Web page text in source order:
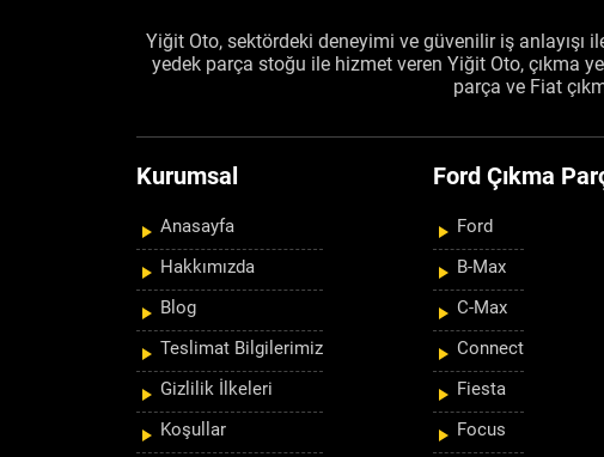
Yiğit Oto, sektördeki deneyimi ve güvenilir iş
yedek parça stoğu ile hizmet veren Yiğit Oto, çıkma
parça ve Fiat
Kurumsal
Anasayfa
Hakkımızda
Blog
Teslimat Bilgilerimiz
Gizlilik İlkeleri
Koşullar
Ford Çıkma
Ford
B-Max
C-Max
Connect
Fiesta
Focus